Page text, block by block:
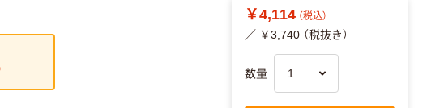
￥4,114 （税込）
／ ￥3,740 （税抜き）
数量